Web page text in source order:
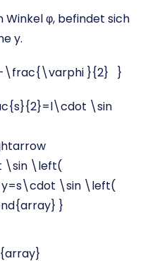
Winkel φ, befindet sich
y.
\frac{\varphi }{2} }
\sin
\left(
\sin \left(
}